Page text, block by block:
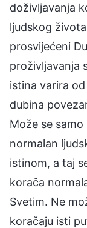
doživljavanja
ljudskog
prosvijećeni
proživljavanja
istina varira
dubina
Može se
normalan
istinom, a taj
korača
Svetim. Ne
koračaju isti